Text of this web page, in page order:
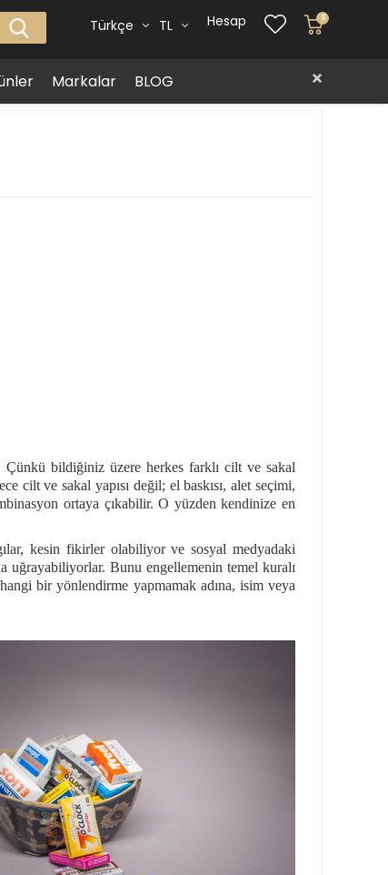
Markalar BLOG
0
Hesap
TL
Türkçe
Çünkü bildiğiniz üzere herkes farklı cilt ve sakal
cilt ve sakal yapısı değil; el baskısı, alet seçimi,
ortaya çıkabilir. O yüzden kendinize en
kesin fikirler olabiliyor ve sosyal medyadaki
uğrayabiliyorlar. Bunu engellemenin temel kuralı
bir yönlendirme yapmamak adına, isim veya